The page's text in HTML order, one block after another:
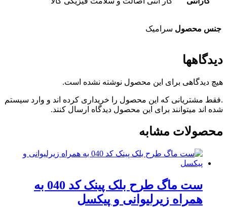
جنس محصول سرامیک
دیدگاهها
هیچ دیدگاهی برای این محصول نوشته نشده است.
.فقط مشتریانی که این محصول را خریداری کرده اند و وارد سیستم
شده اند میتوانند برای این محصول دیدگاه ارسال کنند.
محصولات مشابه
ست ماگ طرح بلک پینک کد 040 به
همراه زیرلیوانی و پیکسل